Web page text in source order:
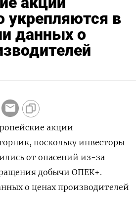
укрепляются в
данных о
акции
поскольку инвесторы
от опасений из-за
добычи ОПЕК+.
о ценах производителей